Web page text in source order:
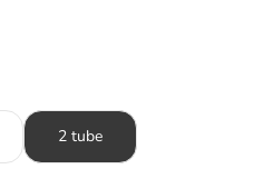
2 tube